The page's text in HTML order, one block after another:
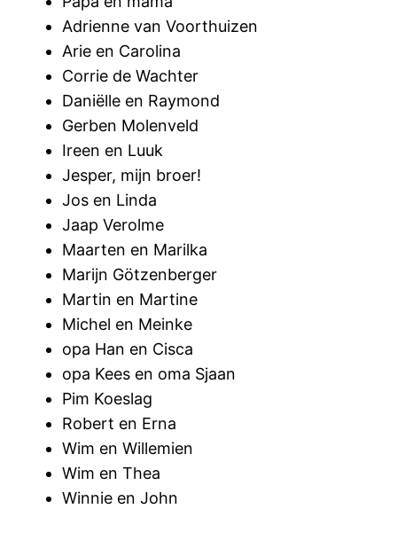
Adrienne van Voorthuizen
Arie en Carolina
Corrie de Wachter
Daniëlle en Raymond
Gerben Molenveld
Ireen en Luuk
Jesper, mijn broer!
Jos en Linda
Jaap Verolme
Maarten en Marilka
Marijn Götzenberger
Martin en Martine
Michel en Meinke
opa Han en Cisca
opa Kees en oma Sjaan
Pim Koeslag
Robert en Erna
Wim en Willemien
Wim en Thea
Winnie en John